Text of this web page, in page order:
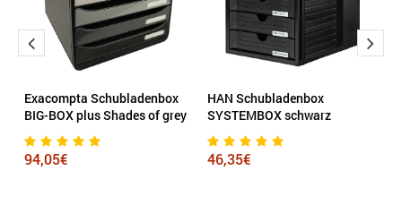
Exacompta Schubladenbox
BIG-BOX plus Shades of grey
94,05€
HAN Schubladenbox
SYSTEMBOX schwarz
46,35€